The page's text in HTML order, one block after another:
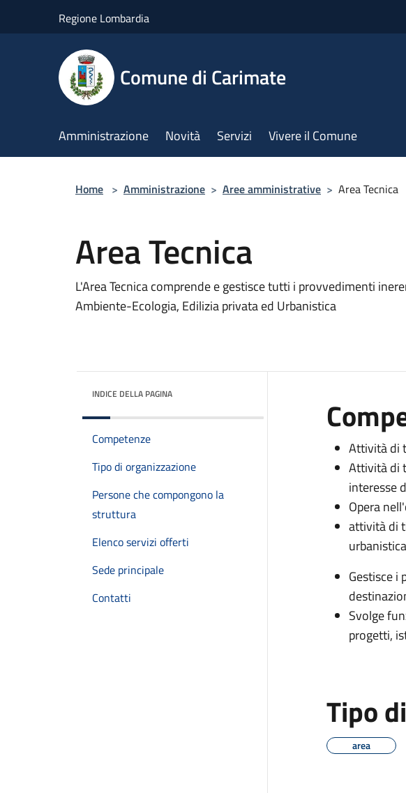
Regione Lombardia
Comune di Carimate
Amministrazione Novità Servizi Vivere il Comune
Home > Amministrazione > Aree amministrative > Area Tecnica
Area Tecnica
L'Area Tecnica comprende e gestisce tutti i provvedimenti
Ambiente-Ecologia, Edilizia privata ed Urbanistica
INDICE DELLA PAGINA
Competenze
Tipo di organizzazione
Persone che compongono la
struttura
Elenco servizi offerti
Sede principale
Contatti
Attività di
Attività di
interesse
Opera
attività di
Gestisce i
Svolge
progetti,
Tipo
area